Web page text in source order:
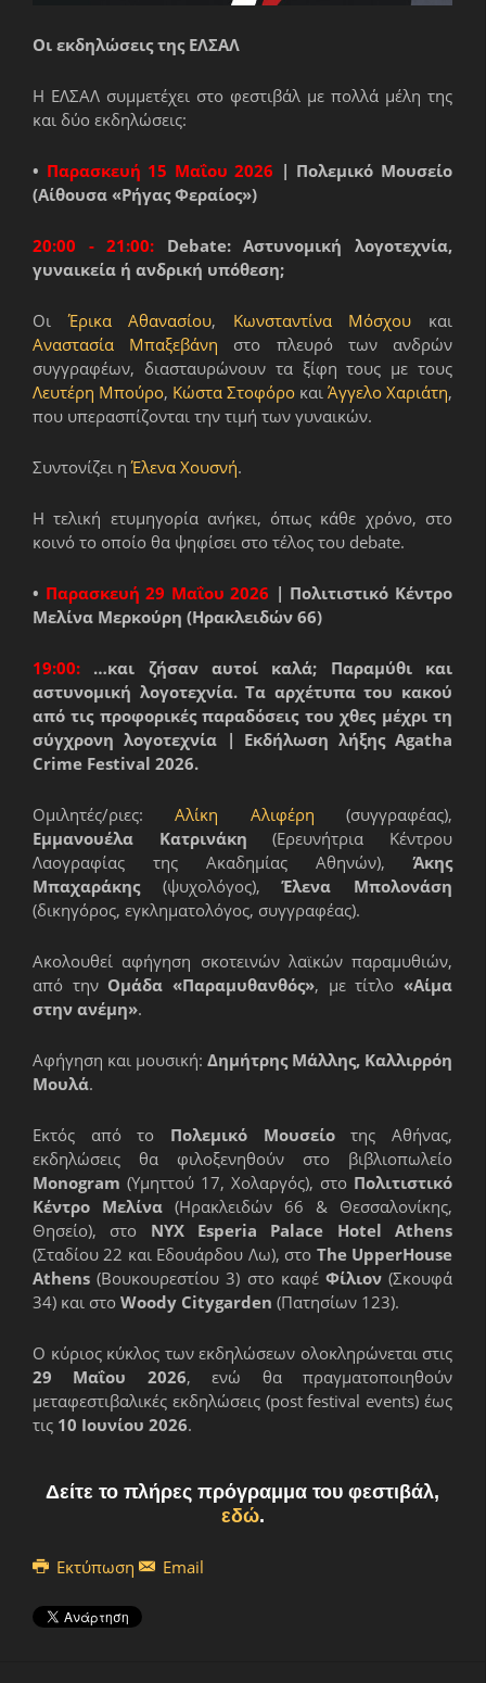
Οι εκδηλώσεις της ΕΛΣΑΛ
Η ΕΛΣΑΛ συμμετέχει στο φεστιβάλ με πολλά μέλη της
και δύο εκδηλώσεις:
• Παρασκευή 15 Μαΐου 2026 | Πολεμικό Μουσείο
(Αίθουσα «Ρήγας Φεραίος»)
20:00 - 21:00: Debate: Αστυνομική λογοτεχνία,
γυναικεία ή ανδρική υπόθεση;
ΟιΈρικα Αθανασίου, Κωνσταντίνα Μόσχου και
Αναστασία Μπαξεβάνη στο πλευρό των ανδρών
συγγραφέων, διασταυρώνουν τα ξίφη τους με τους
Λευτέρη Μπούρο, Κώστα Στοφόρο και Άγγελο Χαριάτη,
που υπερασπίζονται την τιμή των γυναικών.
Συντονίζει ηΈλενα Χουσνή.
Η τελική ετυμηγορία ανήκει, όπως κάθε χρόνο, στο
κοινό το οποίο θα ψηφίσει στο τέλος του debate.
• Παρασκευή 29 Μαΐου 2026 | Πολιτιστικό Κέντρο
Μελίνα Μερκούρη (Ηρακλειδών 66)
19:00: …και ζήσαν αυτοί καλά; Παραμύθι και
αστυνομική λογοτεχνία. Τα αρχέτυπα του κακού
από τις προφορικές παραδόσεις του χθες μέχρι τη
σύγχρονη λογοτεχνία | Εκδήλωση λήξης Agatha
Crime Festival 2026.
Ομιλητές/ριες:Αλίκη Αλιφέρη (συγγραφέας),
Εμμανουέλα Κατρινάκη(Ερευνήτρια Κέντρου
Λαογραφίας της Ακαδημίας Αθηνών), Άκης
Μπαχαράκης(ψυχολόγος), Έλενα Μπολονάση
(δικηγόρος, εγκληματολόγος, συγγραφέας).
Ακολουθεί αφήγηση σκοτεινών λαϊκών παραμυθιών,
από την Ομάδα «Παραμυθανθός», με τίτλο«Αίμα
στην ανέμη».
Αφήγηση και μουσική: Δημήτρης Μάλλης, Καλλιρρόη
Μουλά.
Εκτός από το Πολεμικό Μουσείοτης Αθήνας,
εκδηλώσεις θα φιλοξενηθούν στο βιβλιοπωλείο
Monogram (Υμηττού 17, Χολαργός), στο Πολιτιστικό
Κέντρο Μελίνα (Ηρακλειδών 66 & Θεσσαλονίκης,
Θησείο), στο NYX Esperia Palace Hotel Athens
(Σταδίου 22 και Εδουάρδου Λω), στο The UpperHouse
Athens(Βουκουρεστίου 3) στο καφέ Φίλιον(Σκουφά
34) και στο Woody Citygarden (Πατησίων 123).
Ο κύριος κύκλος των εκδηλώσεων ολοκληρώνεται στις
29 Μαΐου 2026, ενώ θα πραγματοποιηθούν
μεταφεστιβαλικές εκδηλώσεις (post festival events) έως
τις 10 Ιουνίου 2026.
Δείτε το πλήρες πρόγραμμα του φεστιβάλ,
εδώ.
Εκτύπωση Email